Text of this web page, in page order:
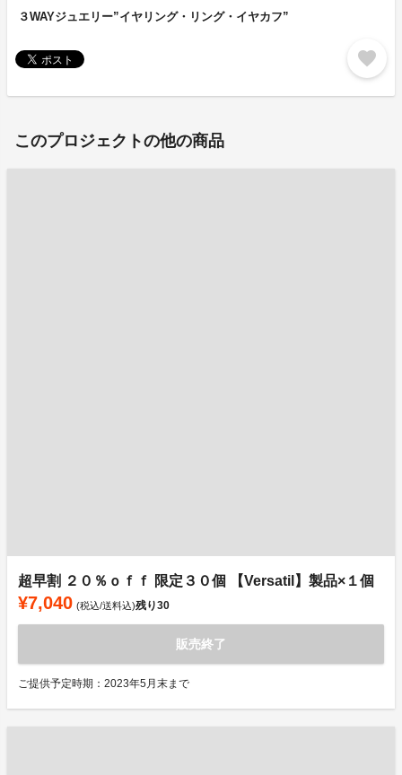
３WAYジュエリー”イヤリング・リング・イヤカフ”
favorite
このプロジェクトの他の商品
超早割 ２０％ｏｆｆ 限定３０個 【Versatil】製品×１個
¥7,040 (税込/送料込)残り30
販売終了
ご提供予定時期：2023年5月末まで